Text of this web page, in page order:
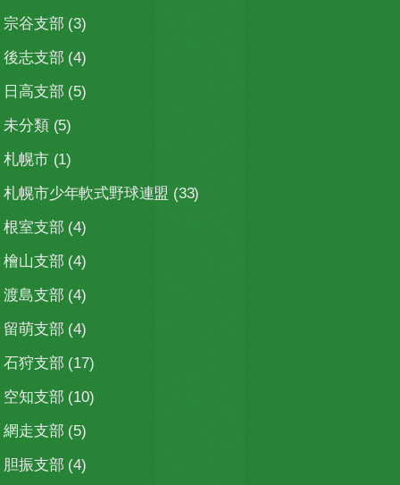
宗谷支部 (3)
後志支部 (4)
日高支部 (5)
未分類 (5)
札幌市(1)
札幌市少年軟式野球連盟 (33)
根室支部 (4)
檜山支部 (4)
渡島支部 (4)
留萌支部 (4)
石狩支部 (17)
空知支部 (10)
網走支部 (5)
胆振支部 (4)